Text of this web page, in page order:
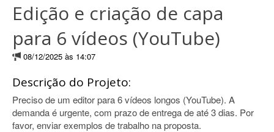
Edição e criação de capa
para 6 vídeos (YouTube)
08/12/2025 às 14:07
Descrição do Projeto:
Preciso de um editor para 6 vídeos longos (YouTube). A
demanda é urgente, com prazo de entrega de até 3 dias. Por
favor, enviar exemplos de trabalho na proposta.